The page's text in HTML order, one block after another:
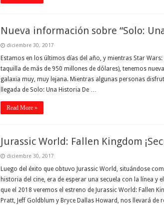
Nueva información sobre “Solo:
diciembre 30, 2017
Estamos en los últimos días del año, y mientras Star
taquilla de más de 950 millones de dólares), tenemos
galaxia muy, muy lejana. Mientras algunas personas
llegada de Solo: Una Historia De …
Read More »
Jurassic World: Fallen Kingdom
diciembre 30, 2017
Luego del éxito que obtuvo Jurassic World, situándose
historia del cine, era de esperar una secuela con la línea y
que el 2018 veremos el estreno de Jurassic World: Fallen
Pratt, Jeff Goldblum y Bryce Dallas Howard, nos llevará de